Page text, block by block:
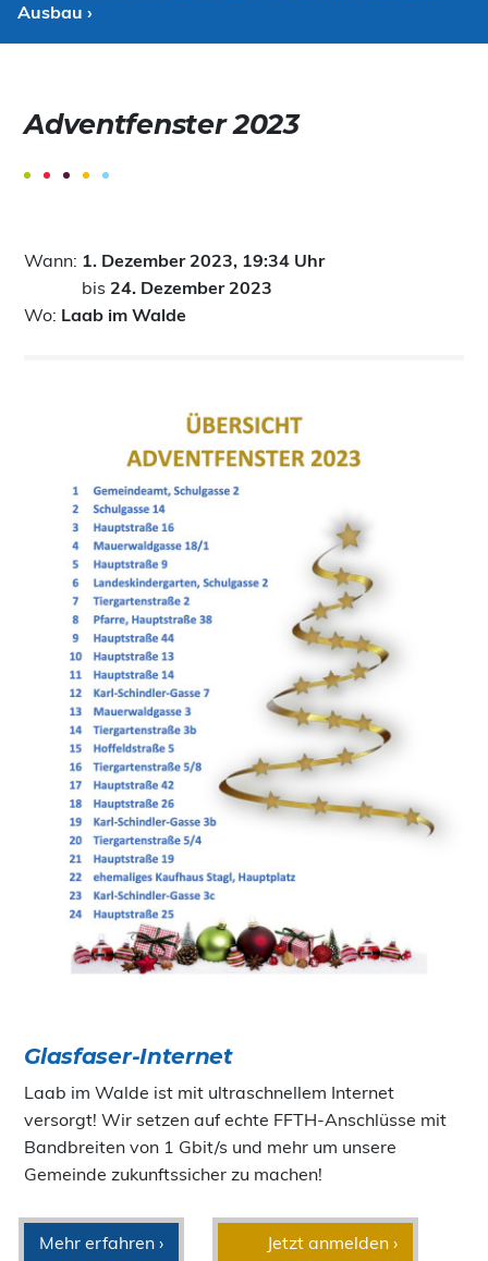
Ausbau ›
Adventfenster 2023
Wann: 1. Dezember 2023, 19:34 Uhr
bis 24. Dezember 2023
Wo: Laab im Walde
Glasfaser-Internet
Laab im Walde ist mit ultraschnellem Internet
versorgt! Wir setzen auf echte FFTH-Anschlüsse mit
Bandbreiten von 1 Gbit/s und mehr um unsere
Gemeinde zukunftssicher zu machen!
Mehr erfahren › Jetzt anmelden ›